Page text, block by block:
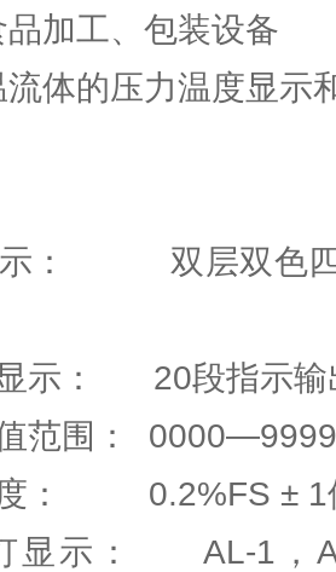
加工、包装设备
体的压力温度显示
： 双层双色四
示： 20段指示输
范围：
： 0.2%FS ± 1
示： AL-1，